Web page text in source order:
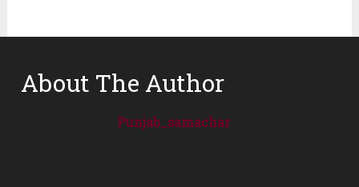
About The Author
Punjab_samachar